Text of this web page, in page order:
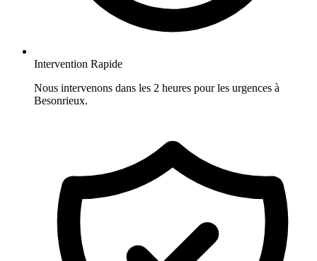
Intervention Rapide
Nous intervenons dans les 2 heures pour les urgences à
Besonrieux.